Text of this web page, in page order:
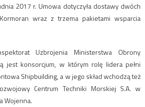
2017 r. Umowa dotyczyła dostawy dwóch
wraz z trzema pakietami wsparcia
Uzbrojenia Ministerstwa Obrony
jest konsorcjum, w którym rolę lidera pełni
Shipbuilding, a w jego skład wchodzą też
Centrum Techniki Morskiej S.A. w
Wojenna.